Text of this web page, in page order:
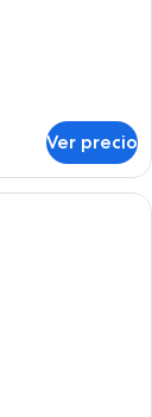
Ver precio